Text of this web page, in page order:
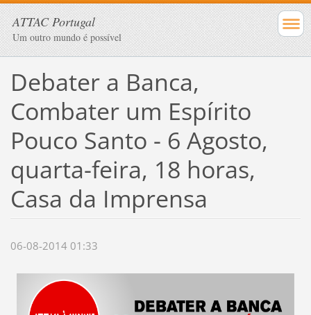
ATTAC Portugal
Um outro mundo é possível
Debater a Banca,
Combater um Espírito
Pouco Santo - 6 Agosto,
quarta-feira, 18 horas,
Casa da Imprensa
06-08-2014 01:33